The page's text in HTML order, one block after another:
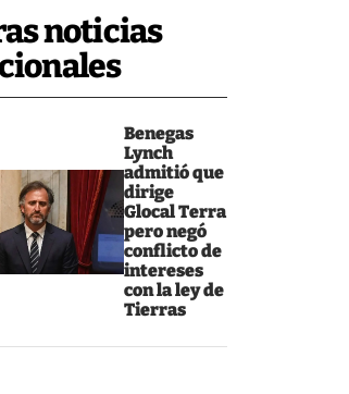
noticias
Benegas
Lynch
admitió que
dirige
Glocal Terra
pero negó
conflicto de
intereses
con la ley de
Tierras